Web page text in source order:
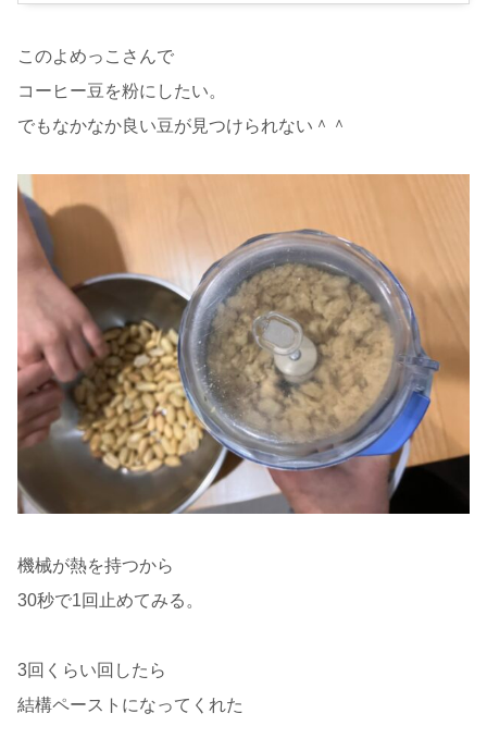
このよめっこさんで
コーヒー豆を粉にしたい。
でもなかなか良い豆が見つけられない＾＾
機械が熱を持つから
30秒で1回止めてみる。
3回くらい回したら
結構ペーストになってくれた